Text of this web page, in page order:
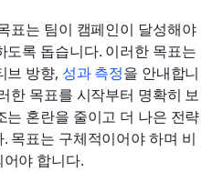
표는 팀이 캠페인이 달성해야
도록 돕습니다. 이러한 목표는
브 방향, 성과 측정을 안내합니
한 목표를 시작부터 명확히 보
는 혼란을 줄이고 더 나은 전략
목표는 구체적이어야 하며 비
야 합니다.